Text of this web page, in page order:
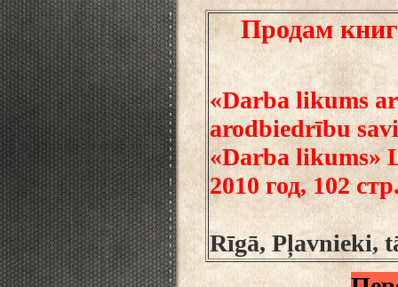
Продам
«Darba likums
arodbiedrību
«Darba likums»
2010 год, 102
Rīgā, Pļavnieki,